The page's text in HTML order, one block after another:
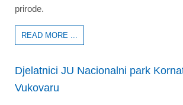
prirode.
READ MORE ...
Djelatnici JU Nacionalni park
Vukovaru